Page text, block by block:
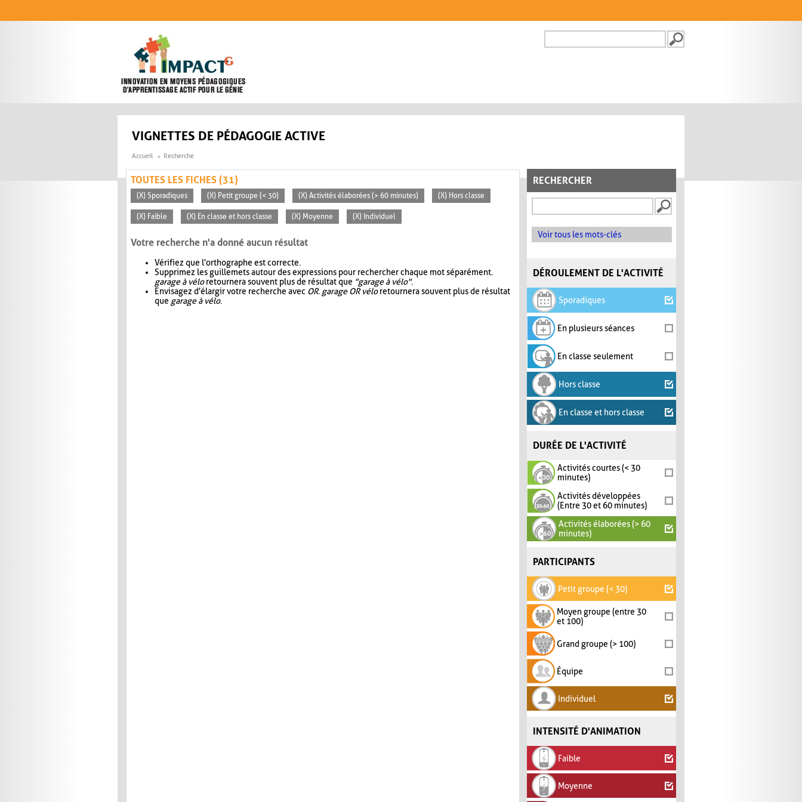
FORMULAIRE DE
VIGNETTES DE PÉDAGOGIE ACTIVE
Accueil Recherche
RECHERCHER
Voir tous les mots-clés
DÉROULEMENT DE L'ACTIVITÉ
Sporadiques
En plusieurs séances
En classe seulement
Hors classe
En classe et hors classe
DURÉE DE L'ACTIVITÉ
Activités courtes (< 30
minutes)
Activités développées
(Entre 30 et 60 minutes)
Activités élaborées (> 60
minutes)
PARTICIPANTS
Petit groupe (< 30)
Moyen groupe (entre 30
et 100)
Grand groupe (> 100)
Équipe
Individuel
INTENSITÉ D'ANIMATION
Faible
Moyenne
TOUTES LES FICHES (31)
(X) Sporadiques (X) Petit groupe (< 30) (X) Activités élaborées (> 60 minutes) (X) Hors classe
(X) Faible (X) En classe et hors classe (X) Moyenne (X) Individuel
Votre recherche n'a donné aucun résultat
Vérifiez que l'orthographe est correcte.
Supprimez les guillemets autour des expressions pour rechercher chaque mot séparément.
garage à véloretournera souvent plus de résultat que "garage à vélo".
Envisagez d'élargir votre recherche avec OR. garage OR véloretournera souvent plus de résultat
que garage à vélo.